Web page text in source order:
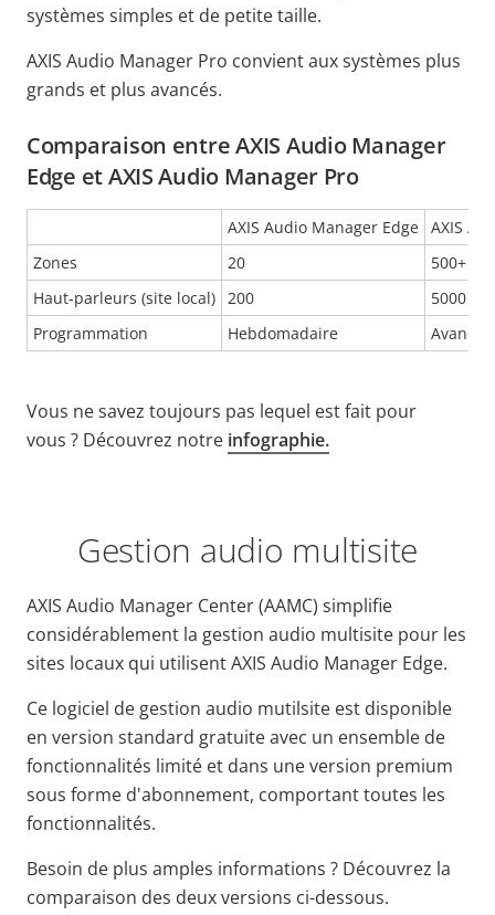
systèmes simples et de petite taille.
AXIS Audio Manager Pro convient aux systèmes plus
grands et plus avancés.
Comparaison entre AXIS Audio Manager
Edge et AXIS Audio Manager Pro
AXIS Audio Manager Edge AXIS
Zones
20
500+
Haut-parleurs (site local)
200
5000
Programmation
Hebdomadaire Avancée
Vous ne savez toujours pas lequel est fait pour
vous ? Découvrez notre infographie.
Gestion audio multisite
AXIS Audio Manager Center (AAMC) simplifie
considérablement la gestion audio multisite pour les
sites locaux qui utilisent AXIS Audio Manager Edge.
Ce logiciel de gestion audio mutilsite est disponible
en version standard gratuite avec un ensemble de
fonctionnalités limité et dans une version premium
sous forme d'abonnement, comportant toutes les
fonctionnalités.
Besoin de plus amples informations ? Découvrez la
comparaison des deux versions ci-dessous.